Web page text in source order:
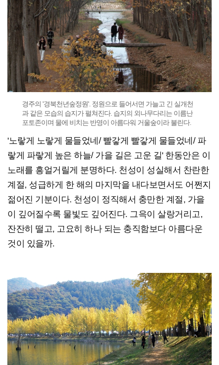
경주의 '경북천년숲정원'. 정원으로 들어서면 가늘고 긴 실개천
과 같은 모습의 습지가 펼쳐진다. 습지의 외나무다리는 이름난
포토존이며 물에 비치는 반영이 아름다워 거울숲이라 불린다.
'노랗게 노랗게 물들었네/ 빨갛게 빨갛게 물들었네/ 파
랗게 파랗게 높은 하늘/ 가을 길은 고운 길' 한동안은 이
노래를 흥얼거릴게 분명하다. 천성이 성실해서 찬란한
계절, 성급하게 한 해의 마지막을 내다보면서도 어쩐지
젊어진 기분이다. 천성이 정직해서 충만한 계절, 가을
이 깊어질수록 물빛도 깊어진다. 그윽이 살랑거리고,
잔잔히 떨고, 고요히 하나 되는 충직함보다 아름다운
것이 있을까.